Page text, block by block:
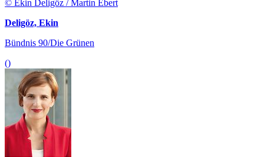
© Ekin Deligöz / Martin Ebert
Deligöz, Ekin
Bündnis 90/Die Grünen
()